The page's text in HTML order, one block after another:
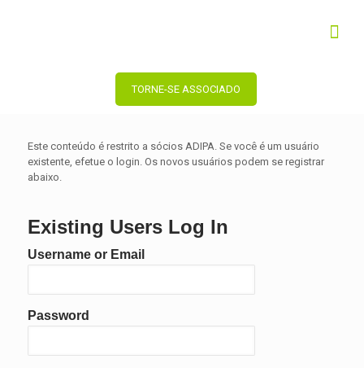
TORNE-SE ASSOCIADO
Este conteúdo é restrito a sócios ADIPA. Se você é um usuário
existente, efetue o login. Os novos usuários podem se registrar
abaixo.
Existing Users Log In
Username or Email
Password